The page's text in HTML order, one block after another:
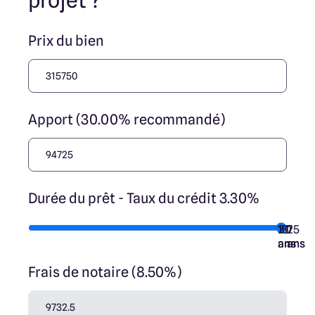
Prix du bien
Apport (30.00% recommandé)
Durée du prêt - Taux du crédit 3.30%
7
ans
10
ans
15
ans
20
ans
25
ans
Frais de notaire (8.50%)